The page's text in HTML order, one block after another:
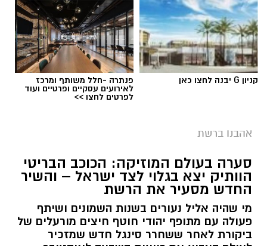
קניון G יבנה לחצו כאן פנתרה -חלל משותף ומרכז
לאירועים עסקיים ופרטיים ועוד
לפרטים לחצו >>
אהבנו ברשת
סערה בעולם המוזיקה: הכוכב הבריטי
הוותיק יצא בגלוי לצד ישראל – והשיר
החדש מסעיר את הרשת
מי שהיה אליל נעורים בשנות השמונים ושיתף
פעולה עם מתופף יהודי חוטף חיצים מורעלים של
ביקורת לאחר ששחרר סינגל חדש שמזכיר